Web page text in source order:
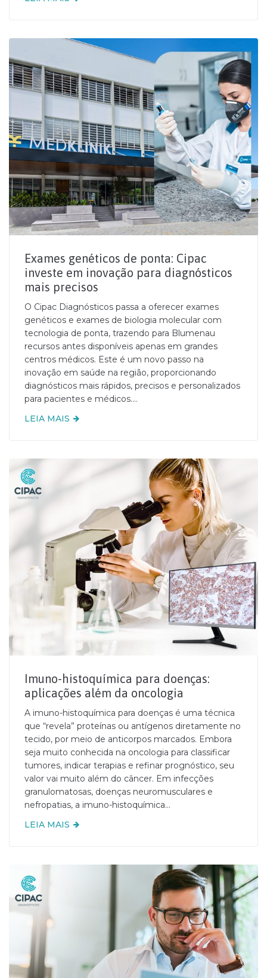
Exames genéticos de ponta: Cipac
investe em inovação para diagnósticos
mais precisos
O Cipac Diagnósticos passa a oferecer exames
genéticos e exames de biologia molecular com
tecnologia de ponta, trazendo para Blumenau
recursos antes disponíveis apenas em grandes
centros médicos. Este é um novo passo na
inovação em saúde na região, proporcionando
diagnósticos mais rápidos, precisos e personalizados
para pacientes e médicos....
LEIA MAIS
Imuno-histoquímica para doenças:
aplicações além da oncologia
A imuno-histoquímica para doenças é uma técnica
que “revela” proteínas ou antígenos diretamente no
tecido, por meio de anticorpos marcados. Embora
seja muito conhecida na oncologia para classificar
tumores, indicar terapias e refinar prognóstico, seu
valor vai muito além do câncer. Em infecções
granulomatosas, doenças neuromusculares e
nefropatias, a imuno-histoquímica...
LEIA MAIS